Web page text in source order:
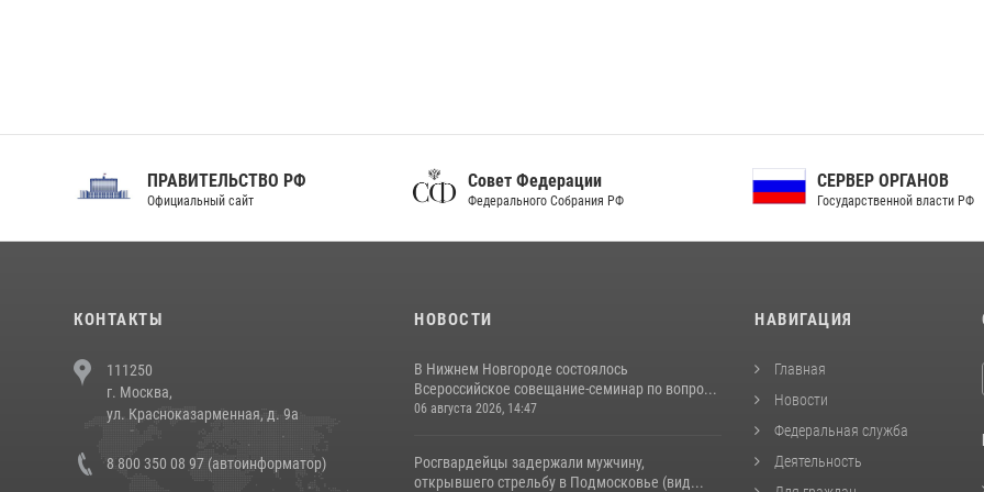
ПРАВИТЕЛЬСТВО РФ
Официальный сайт
Совет Федерации
Федерального Собрания РФ
СЕРВЕР ОРГАНОВ
Государственной власти РФ
КОНТАКТЫ
111250
г. Москва,
ул. Красноказарменная, д. 9а
8 800 350 08 97 (автоинформатор)
НОВОСТИ
В Нижнем Новгороде состоялось
Всероссийское совещание-семинар по вопро...
06 августа 2026, 14:47
Росгвардейцы задержали мужчину,
открывшего стрельбу в Подмосковье (вид...
НАВИГАЦИЯ
Главная
Новости
Федеральная служба
Деятельность